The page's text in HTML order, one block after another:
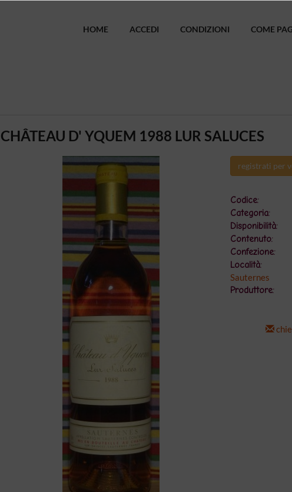
HOME ACCEDI CONDIZIONI COME
CHÂTEAU D' YQUEM 1988 LUR SALUCES
registrati per
Codice:
Categoria:
Disponibilità:
Contenuto:
Confezione:
Località:
Sauternes
Produttore: